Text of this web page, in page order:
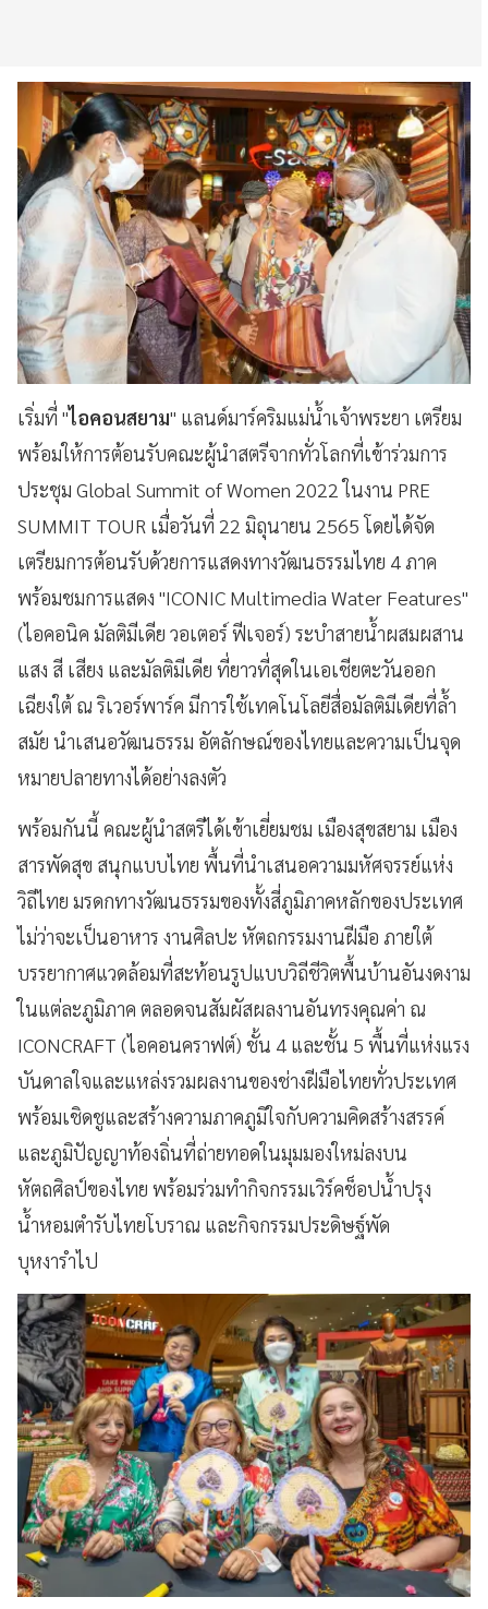
เริ่มที่ "ไอคอนสยาม" แลนด์มาร์คริมแม่น้ำเจ้าพระยา เตรียม
พร้อมให้การต้อนรับคณะผู้นำสตรีจากทั่วโลกที่เข้าร่วมการ
ประชุม Global Summit of Women 2022 ในงาน PRE
SUMMIT TOUR เมื่อวันที่ 22 มิถุนายน 2565 โดยได้จัด
เตรียมการต้อนรับด้วยการแสดงทางวัฒนธรรมไทย 4 ภาค
พร้อมชมการแสดง "ICONIC Multimedia Water Features"
(ไอคอนิค มัลติมีเดีย วอเตอร์ ฟีเจอร์) ระบำสายน้ำผสมผสาน
แสง สี เสียง และมัลติมีเดีย ที่ยาวที่สุดในเอเชียตะวันออก
เฉียงใต้ ณ ริเวอร์พาร์ค มีการใช้เทคโนโลยีสื่อมัลติมีเดียที่ล้ำ
สมัย นำเสนอวัฒนธรรม อัตลักษณ์ของไทยและความเป็นจุด
หมายปลายทางได้อย่างลงตัว
พร้อมกันนี้ คณะผู้นำสตรีได้เข้าเยี่ยมชม เมืองสุขสยาม เมือง
สารพัดสุข สนุกแบบไทย พื้นที่นำเสนอความมหัศจรรย์แห่ง
วิถีไทย มรดกทางวัฒนธรรมของทั้งสี่ภูมิภาคหลักของประเทศ
ไม่ว่าจะเป็นอาหาร งานศิลปะ หัตถกรรมงานฝีมือ ภายใต้
บรรยากาศแวดล้อมที่สะท้อนรูปแบบวิถีชีวิตพื้นบ้านอันงดงาม
ในแต่ละภูมิภาค ตลอดจนสัมผัสผลงานอันทรงคุณค่า ณ
ICONCRAFT (ไอคอนคราฟต์) ชั้น 4 และชั้น 5 พื้นที่แห่งแรง
บันดาลใจและแหล่งรวมผลงานของช่างฝีมือไทยทั่วประเทศ
พร้อมเชิดชูและสร้างความภาคภูมิใจกับความคิดสร้างสรรค์
และภูมิปัญญาท้องถิ่นที่ถ่ายทอดในมุมมองใหม่ลงบน
หัตถศิลป์ของไทย พร้อมร่วมทำกิจกรรมเวิร์คช็อปน้ำปรุง
น้ำหอมตำรับไทยโบราณ และกิจกรรมประดิษฐ์พัด
บุหงารำไป